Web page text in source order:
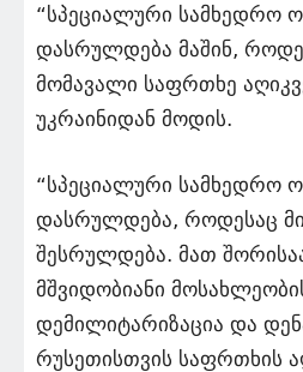
“სპეციალური სამხედრო
დასრულდება მაშინ,
მომავალი საფრთხე
უკრაინიდან მოდის.
“სპეციალური სამხედრო
დასრულდება, როდესაც
შესრულდება. მათ
მშვიდობიანი
დემილიტარიზაცია და
რუსეთისთვის საფრთხის